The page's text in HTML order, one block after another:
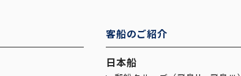
客船のご紹介
日本船